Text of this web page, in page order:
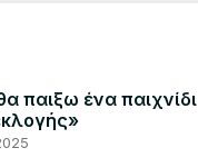
παιξω ένα παιχνίδι